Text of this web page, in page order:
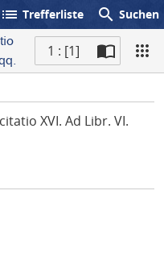
list Trefferliste search Suchen
1 : [1]
XVI. Ad Libr. VI.